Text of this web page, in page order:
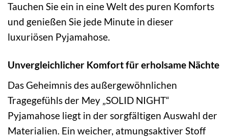
Tauchen Sie ein in eine Welt des puren Komforts
und genießen Sie jede Minute in dieser
luxuriösen Pyjamahose.
Unvergleichlicher Komfort für erholsame Nächte
Das Geheimnis des außergewöhnlichen
Tragegefühls der Mey „SOLID NIGHT“
Pyjamahose liegt in der sorgfältigen Auswahl der
Materialien. Ein weicher, atmungsaktiver Stoff